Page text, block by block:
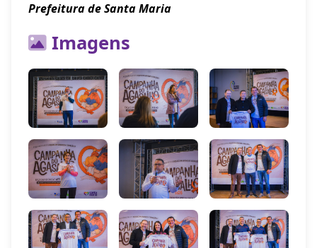
Prefeitura de Santa Maria
Imagens